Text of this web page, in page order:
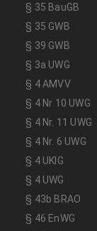
§ 35 BauGB
§ 35 GWB
§ 39 GWB
§ 3a UWG
§ 4 AMVV
§ 4 Nr 10 UWG
§ 4 Nr. 11 UWG
§ 4 Nr. 6 UWG
§ 4 UKlG
§ 4 UWG
§ 43b BRAO
§ 46 EnWG